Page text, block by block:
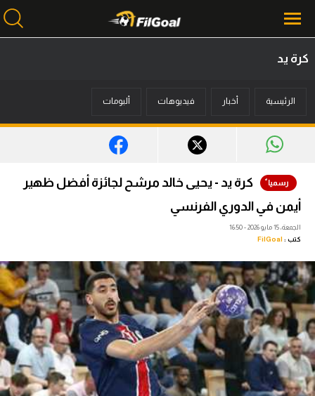
أخبار
ميركاتو
فانتازي في الجول
فيديوهات
عدسات
آراء حرة
ركن الألعاب
كرة يد
الرئيسية أخبار فيديوهات ألبومات
كرة يد - يحيى خالد مرشح لجائزة أفضل ظهير
أيمن في الدوري الفرنسي
الجمعة، 15 مايو 2026 - 16:50
كتب : FilGoal